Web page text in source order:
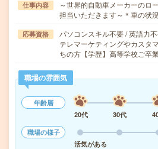
仕事内容
～世界的自動車メーカーのロ
担当いただきます～＊車の状
応募資格
パソコンスキル不要 / 英語力
テレマーケティングやカスタ
ちの方【学歴】高等学校ご卒
職場の雰囲気
年齢層
20代
30代
職場の様子
活気がある